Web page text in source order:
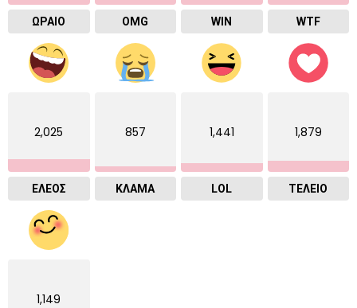
ΩΡΑΙΟ OMG WIN WTF
2,025
ΕΛΕΟΣ
857
ΚΛΑΜΑ
1,441
LOL
1,879
ΤΕΛΕΙΟ
1,149